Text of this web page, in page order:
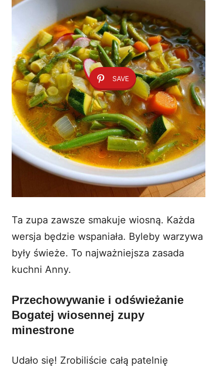
SAVE
Ta zupa zawsze smakuje wiosną. Każda
wersja będzie wspaniała. Byleby warzywa
były świeże. To najważniejsza zasada
kuchni Anny.
Przechowywanie i odświeżanie
Bogatej wiosennej zupy
minestrone
Udało się! Zrobiliście całą patelnię